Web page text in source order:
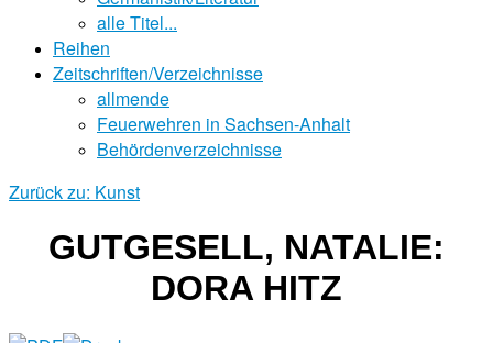
alle Titel...
Reihen
Zeitschriften/Verzeichnisse
allmende
Feuerwehren in Sachsen-Anhalt
Behördenverzeichnisse
Zurück zu: Kunst
GUTGESELL, NATALIE:
DORA HITZ